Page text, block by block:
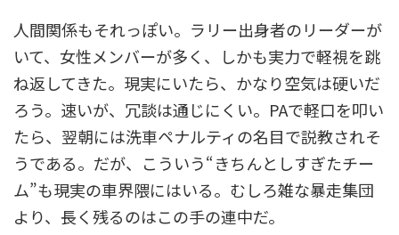
人間関係もそれっぽい。ラリー出身者のリーダーが
いて、女性メンバーが多く、しかも実力で軽視を跳
ね返してきた。現実にいたら、かなり空気は硬いだ
ろう。速いが、冗談は通じにくい。PAで軽口を叩い
たら、翌朝には洗車ペナルティの名目で説教されそ
うである。だが、こういう“きちんとしすぎたチー
ム”も現実の車界隈にはいる。むしろ雑な暴走集団
より、長く残るのはこの手の連中だ。